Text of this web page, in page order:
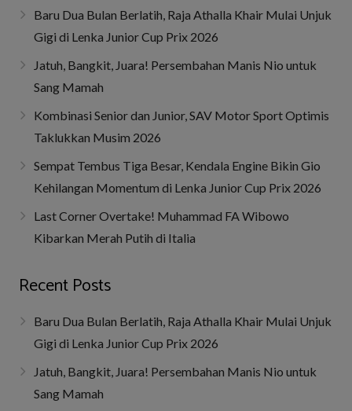
Baru Dua Bulan Berlatih, Raja Athalla Khair Mulai Unjuk
Gigi di Lenka Junior Cup Prix 2026
Jatuh, Bangkit, Juara! Persembahan Manis Nio untuk
Sang Mamah
Kombinasi Senior dan Junior, SAV Motor Sport Optimis
Taklukkan Musim 2026
Sempat Tembus Tiga Besar, Kendala Engine Bikin Gio
Kehilangan Momentum di Lenka Junior Cup Prix 2026
Last Corner Overtake! Muhammad FA Wibowo
Kibarkan Merah Putih di Italia
Recent Posts
Baru Dua Bulan Berlatih, Raja Athalla Khair Mulai Unjuk
Gigi di Lenka Junior Cup Prix 2026
Jatuh, Bangkit, Juara! Persembahan Manis Nio untuk
Sang Mamah